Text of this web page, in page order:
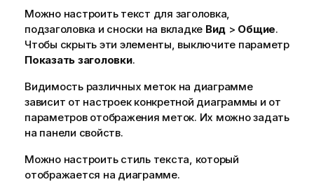
Можно настроить текст для заголовка,
подзаголовка и сноски на вкладке Вид > Общие.
Чтобы скрыть эти элементы, выключите параметр
Показать заголовки.
Видимость различных меток на диаграмме
зависит от настроек конкретной диаграммы и от
параметров отображения меток. Их можно задать
на панели свойств.
Можно настроить стиль текста, который
отображается на диаграмме.